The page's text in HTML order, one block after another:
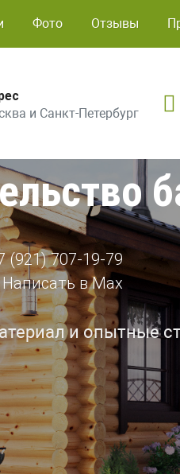
Фото Отзывы
и Санкт-Петербург
(921) 707-19-79
в Max
и опытные